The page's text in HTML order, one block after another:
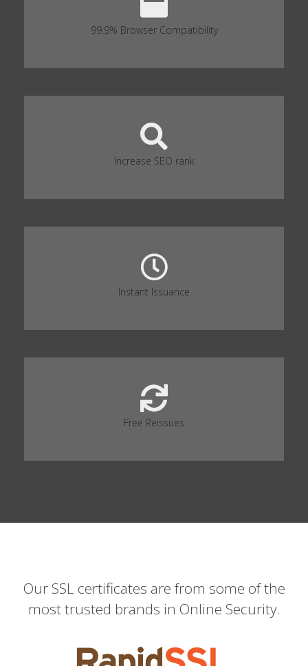
99.9% Browser Compatibility
Increase SEO rank
Instant Issuance
Free Reissues
Our SSL certificates are from some of the
most trusted brands in Online Security.